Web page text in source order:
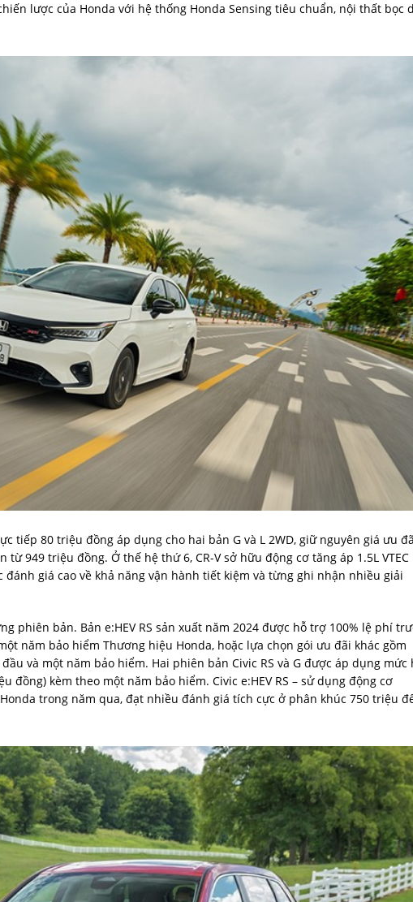
lược của Honda với hệ thống Honda Sensing tiêu chuẩn, nội thất bọc
tiếp 80 triệu đồng áp dụng cho hai bản G và L 2WD, giữ nguyên giá ưu
949 triệu đồng. Ở thế hệ thứ 6, CR-V sở hữu động cơ tăng áp 1.5L VTEC
đánh giá cao về khả năng vận hành tiết kiệm và từng ghi nhận nhiều giải
phiên bản. Bản e:HEV RS sản xuất năm 2024 được hỗ trợ 100% lệ phí
năm bảo hiểm Thương hiệu Honda, hoặc lựa chọn gói ưu đãi khác gồm
và một năm bảo hiểm. Hai phiên bản Civic RS và G được áp dụng mức
kèm theo một năm bảo hiểm. Civic e:HEV RS – sử dụng động cơ
trong năm qua, đạt nhiều đánh giá tích cực ở phân khúc 750 triệu